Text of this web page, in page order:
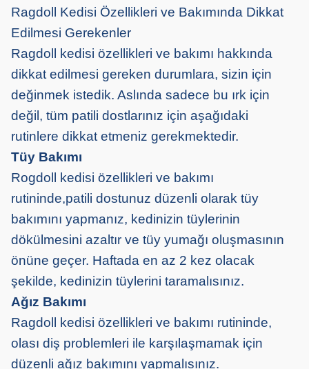
Ragdoll Kedisi Özellikleri ve Bakımında Dikkat
Edilmesi Gerekenler
Ragdoll kedisi özellikleri ve bakımı hakkında
dikkat edilmesi gereken durumlara, sizin için
değinmek istedik. Aslında sadece bu ırk için
değil, tüm patili dostlarınız için aşağıdaki
rutinlere dikkat etmeniz gerekmektedir.
Tüy Bakımı
Rogdoll kedisi özellikleri ve bakımı
rutininde,patili dostunuz düzenli olarak tüy
bakımını yapmanız, kedinizin tüylerinin
dökülmesini azaltır ve tüy yumağı oluşmasının
önüne geçer. Haftada en az 2 kez olacak
şekilde, kedinizin tüylerini taramalısınız.
Ağız Bakımı
Ragdoll kedisi özellikleri ve bakımı rutininde,
olası diş problemleri ile karşılaşmamak için
düzenli ağız bakımını yapmalısınız.